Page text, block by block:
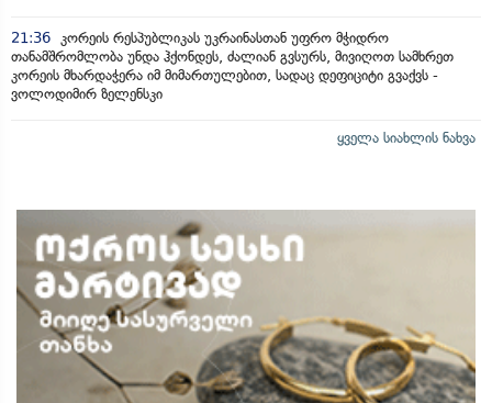
21:36
კორეის რესპუბლიკას უკრაინასთან უფრო მჭიდრო
თანამშრომლობა უნდა ჰქონდეს, ძალიან გვსურს, მივიღოთ სამხრეთ
კორეის მხარდაჭერა იმ მიმართულებით, სადაც დეფიციტი გვაქვს -
ვოლოდიმირ ზელენსკი
ყველა სიახლის ნახვა